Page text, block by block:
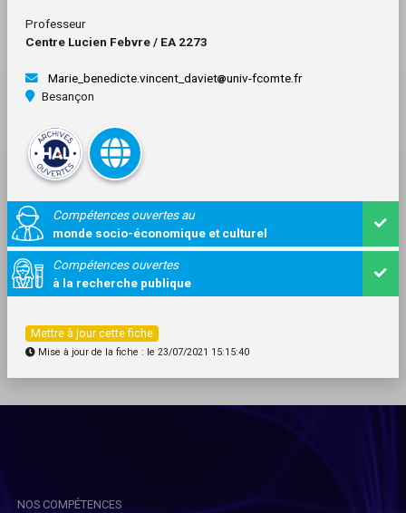
Professeur
Centre Lucien Febvre / EA 2273
Marie_benedicte.vincent_daviet
univ-fcomte.fr
Besançon
Compétences ouvertes au
monde socio-économique et culturel
Compétences ouvertes
à la recherche publique
Mettre à jour cette fiche
Mise à jour de la fiche : le 23/07/2021 15:15:40
NOS COMPÉTENCES